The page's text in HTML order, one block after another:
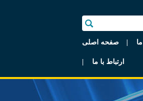
صفحه اصلی
ارتباط با ما